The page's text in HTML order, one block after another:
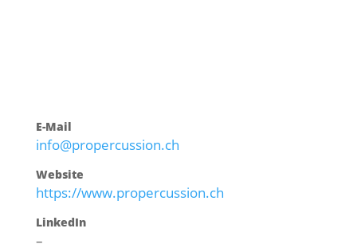
E-Mail
info@propercussion.ch
Website
https://www.propercussion.ch
LinkedIn
–